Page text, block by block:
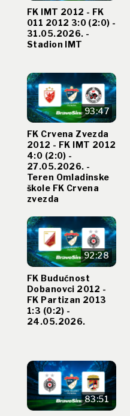
FK IMT 2012 - FK
011 2012 3:0 (2:0) -
31.05.2026. -
Stadion IMT
93:47
FK Crvena Zvezda
2012 - FK IMT 2012
4:0 (2:0) -
27.05.2026. -
Teren Omladinske
škole FK Crvena
zvezda
92:28
FK Budućnost
Dobanovci 2012 -
FK Partizan 2013
1:3 (0:2) -
24.05.2026.
83:51